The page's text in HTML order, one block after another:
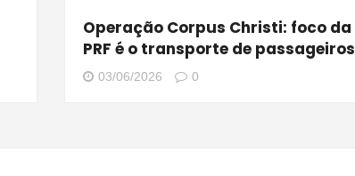
Operação Corpus Christi: foco da
PRF é o transporte de passageiros
03/06/2026 0